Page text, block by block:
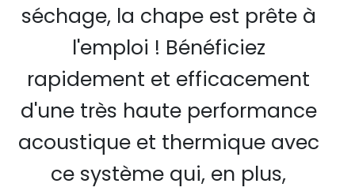
séchage, la chape est prête à
l'emploi ! Bénéficiez
rapidement et efficacement
d'une très haute performance
acoustique et thermique avec
ce système qui, en plus,